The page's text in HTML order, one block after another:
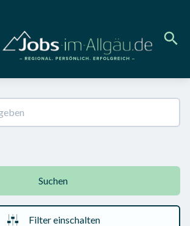
Suchen
Filter einschalten